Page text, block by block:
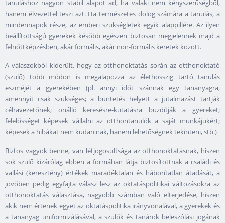
tanuláshoz nagyon stabil alapot ad, ha valaki nem kényszerűségből,
hanem élvezettel teszi azt. Ha természetes dolog számára a tanulás, a
mindennapok része, az emberi szükségletek egyik alappillére. Az ilyen
beállítottságú gyerekek később egészen biztosan megjelennek majd a
felnőttképzésben, akár formális, akár non-formális keretek között.
A válaszokból kiderült, hogy az otthonoktatás során az otthonoktató
(szülő) több módon is megalapozza az élethosszig tartó tanulás
eszméjét a gyerekében (pl. annyi időt szánnak egy tananyagra,
amennyit csak szükséges; a büntetés helyett a jutalmazást tartják
célravezetőnek; önálló keresésre-kutatásra buzdítják a gyereket;
felelősséget képesek vállalni az otthontanulók a saját munkájukért;
képesek a hibákat nem kudarcnak, hanem lehetőségnek tekinteni, stb.)
Biztos vagyok benne, van létjogosultsága az otthonoktatásnak, hiszen
sok szülő kizárólag ebben a formában látja biztosítottnak a családi és
vallási (keresztény) értékek maradéktalan és háborítatlan átadását, a
jövőben pedig egyfajta válasz lesz az oktatáspolitikai változásokra az
otthonoktatás választása, nagyobb számban való elterjedése, hiszen
akik nem értenek egyet az oktatáspolitika irányvonalával, a gyerekek és
a tananyag uniformizálásával, a szülők és tanárok beleszólási jogának